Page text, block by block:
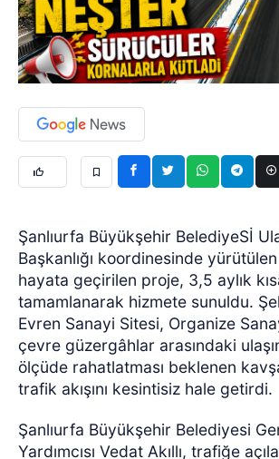
Şanlıurfa Büyükşehir BelediyeSİ
Başkanlığı koordinesinde
hayata geçirilen proje, 3,5 aylık
tamamlanarak hizmete sunuldu.
Evren Sanayi Sitesi, Organize
çevre güzergâhlar arasındaki
ölçüde rahatlatması beklenen
trafik akışını kesintisiz hale getirdi.
Şanlıurfa Büyükşehir Belediyesi
Yardımcısı Vedat Akıllı, trafiğe